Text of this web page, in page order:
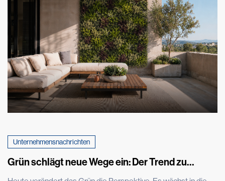
Unternehmensnachrichten
Grün schlägt neue Wege ein: Der Trend zu